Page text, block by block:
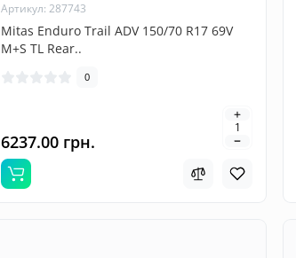
Артикул: 287743
Mitas Enduro Trail ADV 150/70 R17 69V
M+S TL Rear..
0
6237.00 грн.